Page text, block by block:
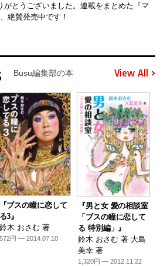
がとうございました。連載をまとめた『マ
絶賛発売中です！
Busu編集部の本 View All
『ブスの瞳に恋して
る3』
鈴木 おさむ 著
572円 — 2014.07.10
『男と女 愛の相談室
「ブスの瞳に恋して
る 特別編」』
鈴木 おさむ 著 大島
美幸 著
1,320円 — 2012.11.22